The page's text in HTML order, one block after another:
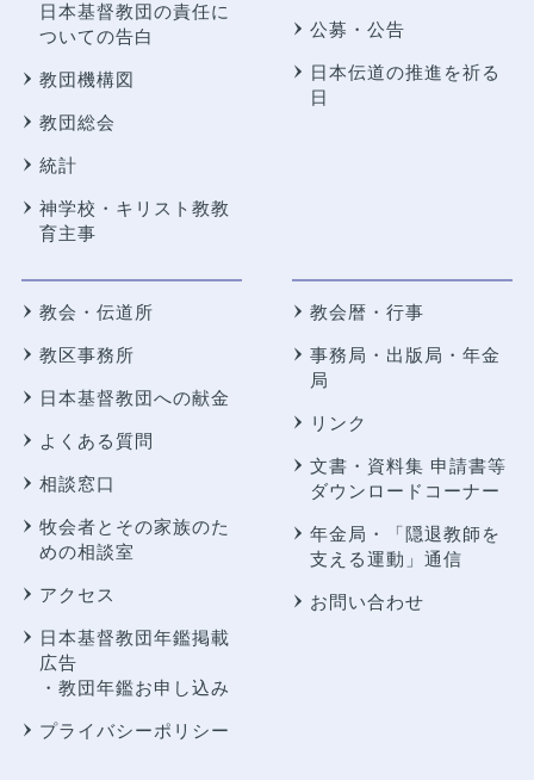
日本基督教団の責任に
ついての告白
教団機構図
教団総会
統計
神学校・キリスト教教
育主事
公募・公告
日本伝道の推進を祈る
日
教会・伝道所
教区事務所
日本基督教団への献金
よくある質問
相談窓口
牧会者とその家族のた
めの相談室
アクセス
日本基督教団年鑑掲載
広告
・教団年鑑お申し込み
プライバシーポリシー
教会暦・行事
事務局・出版局・年金
局
リンク
文書・資料集 申請書等
ダウンロードコーナー
年金局・
「隠退教師を
支える運動」通信
お問い合わせ